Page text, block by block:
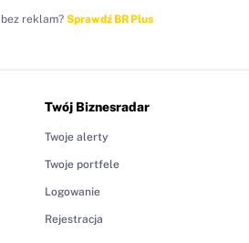
reklam? Sprawdź BR Plus
Twój Biznesradar
Twoje alerty
Twoje portfele
Logowanie
Rejestracja